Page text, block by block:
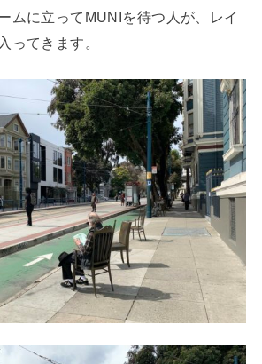
ムに立ってMUNIを待つ人が、レイ
ってきます。